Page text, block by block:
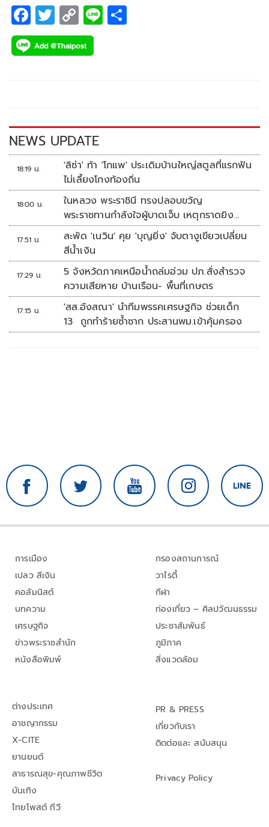
F
ac
e
k
T
wi
tt
C
o
p
k
Li
NEWS UPDATE
18:19 น.
'ลิซ่า' ท้า 'โกแพ' ประเดิมบ้านใหญ่สตูลที่แรกฟัน
ไม่เลี้ยงโกงท้องถิ่น
18:00 น.
ในหลวง พระราชินี ทรงปลอบขวัญ
พระราชทานกำลังใจผู้บาดเจ็บ เหตุกราดยิง
รร.เทพศิรินทร์นนทบุรี
17:51 น.
สะพัด 'เนวิน' คุย 'บุญยิ่ง' จับตางูเขียวเปลี่ยน
สีน้ำเงิน
17:29 น.
5 จังหวัดภาคเหนือน้ำถล่มอ่วม ปภ.สั่งสำรวจ
ความเสียหาย บ้านเรือน- พื้นที่เกษตร
17:15 น.
'สส.อังสณา' นำทีมพรรคเศรษฐกิจ ช่วยเด็ก
13 ถูกทำร้ายซ้ำซาก ประสานพม.เข้าคุ้มครอง
การเมือง
เปลว สีเงิน
คอลัมนิสต์
บทความ
เศรษฐกิจ
ข่าวพระราชสำนัก
หนังสือพิมพ์
กรองสถานการณ์
วาไรตี้
กีฬา
ท่องเที่ยว – ศิลปวัฒนธรรม
ประชาสัมพันธ์
ภูมิภาค
สิ่งแวดล้อม
ต่างประเทศ
อาชญากรรม
X-CITE
ยานยนต์
สาธารณสุข-คุณภาพชีวิต
บันเทิง
ไทยโพสต์ ทีวี
PR & PRESS
เกี่ยวกับเรา
ติดต่อและ สนับสนุน
Privacy Policy